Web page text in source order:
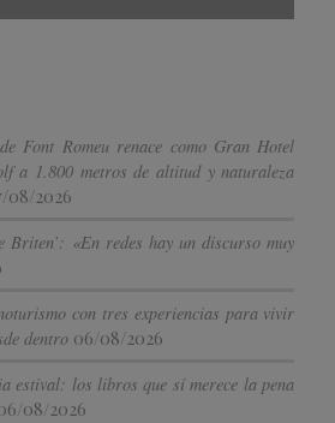
Font Romeu renace como Gran Hotel
a 1.800 metros de altitud y naturaleza
08/2026
Briten’: «En redes hay un discurso muy
con tres experiencias para vivir
dentro 06/08/2026
estival: los libros que sí merece la pena
08/2026